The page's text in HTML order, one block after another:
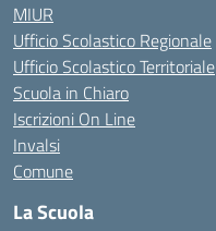
MIUR
Ufficio Scolastico Regionale
Ufficio Scolastico Territoriale
Scuola in Chiaro
Iscrizioni On Line
Invalsi
Comune
La Scuola